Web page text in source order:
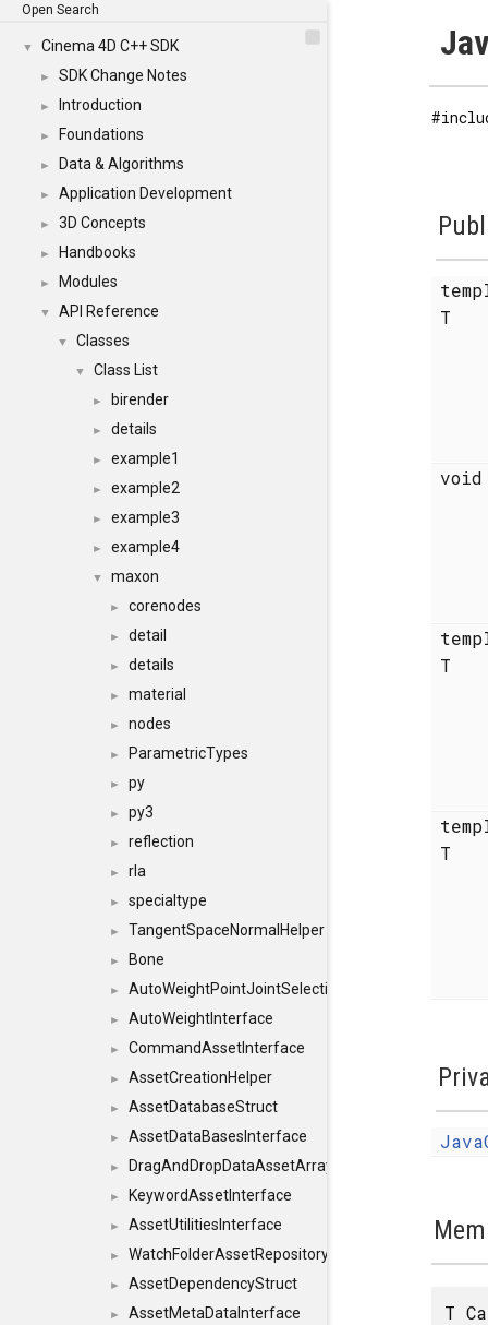
Open Search
▼ Cinema 4D C++ SDK
► SDK Change Notes
► Introduction
► Foundations
► Data & Algorithms
► Application Development
► 3D Concepts
► Handbooks
► Modules
▼ API Reference
▼ Classes
▼ Class List
► birender
► details
► example1
► example2
► example3
► example4
▼ maxon
► corenodes
► detail
► details
► material
► nodes
► ParametricTypes
► py
► py3
► reflection
► rla
► specialtype
► TangentSpaceNormalHelper
► Bone
► AutoWeightPointJointSelections
► AutoWeightInterface
► CommandAssetInterface
► AssetCreationHelper
► AssetDatabaseStruct
► AssetDataBasesInterface
► DragAndDropDataAssetArray
► KeywordAssetInterface
► AssetUtilitiesInterface
► WatchFolderAssetRepositoryInterface
► AssetDependencyStruct
► AssetMetaDataInterface
T
T
T
T